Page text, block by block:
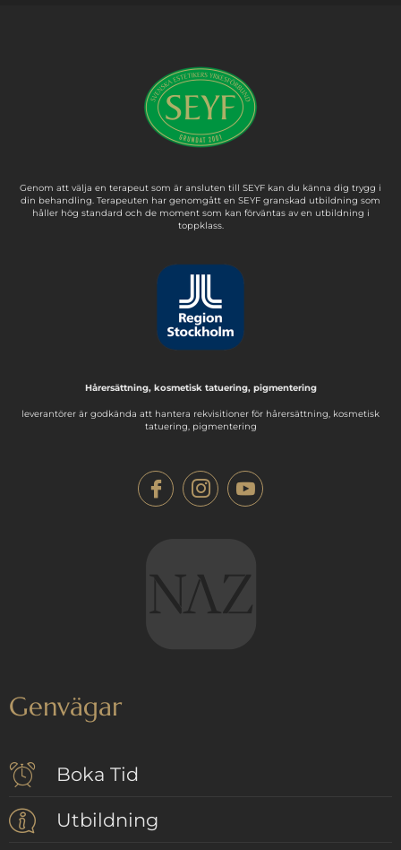
Genom att välja en terapeut som är ansluten till SEYF kan du känna dig trygg i
din behandling. Terapeuten har genomgått en SEYF granskad utbildning som
håller hög standard och de moment som kan förväntas av en utbildning i
toppklass.
Hårersättning, kosmetisk tatuering, pigmentering
leverantörer är godkända att hantera rekvisitioner för hårersättning, kosmetisk
tatuering, pigmentering
Genvägar
Boka Tid
Utbildning